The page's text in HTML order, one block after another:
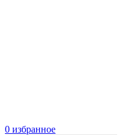
0 избранное